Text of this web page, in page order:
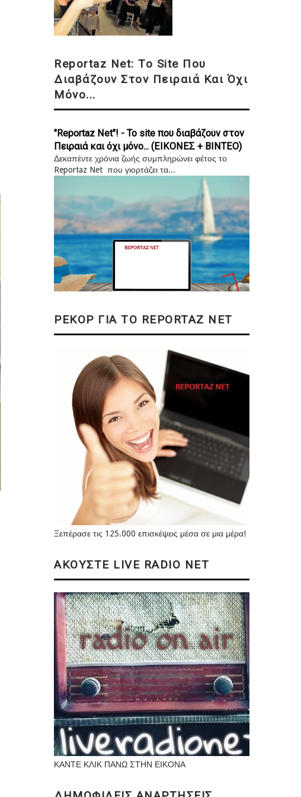
Reportaz Net: Το Site Που
Διαβάζουν Στον Πειραιά Και Όχι
Μόνο...
"Reportaz Net"! - Το site που διαβάζουν στον
Πειραιά και όχι μόνο... (ΕΙΚΟΝΕΣ + ΒΙΝΤΕΟ)
Δεκαπέντε χρόνια ζωής συμπληρώνει φέτος το
Reportaz Net που γιορτάζει τα...
ΡΕΚΟΡ ΓΙΑ ΤΟ REPORTAZ NET
Ξεπέρασε τις 125.000 επισκέψεις μέσα σε μια μέρα!
ΑΚΟΥΣΤΕ LIVE RADIO NET
ΚΑΝΤΕ ΚΛΙΚ ΠΑΝΩ ΣΤΗΝ ΕΙΚΟΝΑ